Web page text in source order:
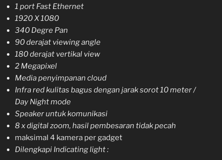
1 port Fast Ethernet
1920 X 1080
340 Degre Pan
90 derajat viewing angle
180 derajat vertikal view
2 Megapixel
Media penyimpanan cloud
Infra red kulitas bagus dengan jarak sorot 10 meter /
Day Night mode
Speaker untuk komunikasi
8 x digital zoom, hasil pembesaran tidak pecah
maksimal 4 kamera per gadget
Dilengkapi Indicating light :